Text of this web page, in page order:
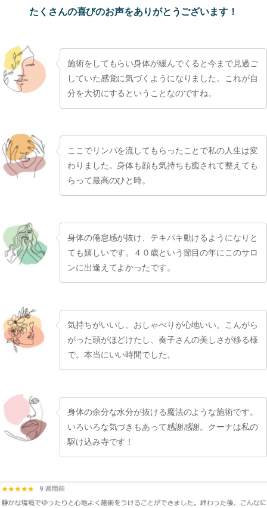
たくさんの喜びのお声をありがとうございます！
施術をしてもらい身体が緩んでくると今まで見過ご
していた感覚に気づくようになりました。これが自
分を大切にするということなのですね。
ここでリンパを流してもらったことで私の人生は変
わりました。身体も顔も気持ちも癒されて整えても
らって最高のひと時。
身体の倦怠感が抜け、テキパキ動けるようになりと
ても嬉しいです。４０歳という節目の年にこのサロ
ンに出逢えてよかったです。
気持ちがいいし、おしゃべりが心地いい。こんがら
がった頭がほどけたし、奏子さんの美しさが移る様
で。本当にいい時間でした。
身体の余分な水分が抜ける魔法のような施術です。
いろいろな気づきもあって感謝感謝。クーナは私の
駆け込み寺です！